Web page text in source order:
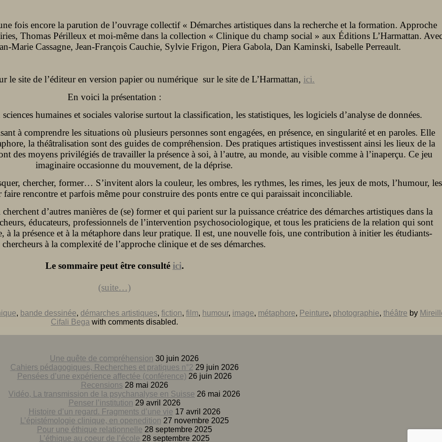
fois encore la parution de l’ouvrage collectif « Démarches artistiques dans la recherche et la formation. Approche
Thomas Périlleux et moi-même dans la collection « Clinique du champ social » aux Éditions L’Harmattan.
Marie Cassagne, Jean-François Cauchie, Sylvie Frigon, Piera Gabola, Dan Kaminski, Isabelle Perreault.
le site de l’éditeur en version papier ou numérique sur le site de L’Harmattan, ici.
En voici la présentation :
humaines et sociales valorise surtout la classification, les statistiques, les logiciels d’analyse de données.
à comprendre les situations où plusieurs personnes sont engagées, en présence, en singularité et en paroles. Elle
la théâtralisation sont des guides de compréhension. Des pratiques artistiques investissent ainsi les lieux de la
des moyens privilégiés de travailler la présence à soi, à l’autre, au monde, au visible comme à l’inaperçu. Ce jeu
imaginaire occasionne du mouvement, de la déprise.
chercher, former… S’invitent alors la couleur, les ombres, les rythmes, les rimes, les jeux de mots, l’humour, les
rencontre et parfois même pour construire des ponts entre ce qui paraissait inconciliable.
d’autres manières de (se) former et qui parient sur la puissance créatrice des démarches artistiques dans la
éducateurs, professionnels de l’intervention psychosociologique, et tous les praticiens de la relation qui sont
à la présence et à la métaphore dans leur pratique. Il est, une nouvelle fois, une contribution à initier les étudiants-
chercheurs à la complexité de l’approche clinique et de ses démarches.
Le sommaire peut être consulté ici.
(suite…)
, bande dessinée, démarches artistiques, fiction, film, humour, image, métaphore, Peinture, photographie, théâtre by
Cifali Bega with comments disabled.
Une quête de compréhension 30 juin 2026
Cahiers pédagogiques, Recherches et pratiques n°2 29 juin 2026
Pensées d’une expérience affectée (conférence) 26 juin 2026
Recensions 28 mai 2026
Vidéo, La transmission de la psychanalyse en Suisse 26 mai 2026
Penser l’institution 29 avril 2026
Histoire d’un regard. Fragments d’une vie 17 avril 2026
L’épistémologie clinique, en openedition 27 novembre 2025
Pour une éthique relationnelle 28 septembre 2025
L’éthique au coeur de l’école 28 septembre 2025